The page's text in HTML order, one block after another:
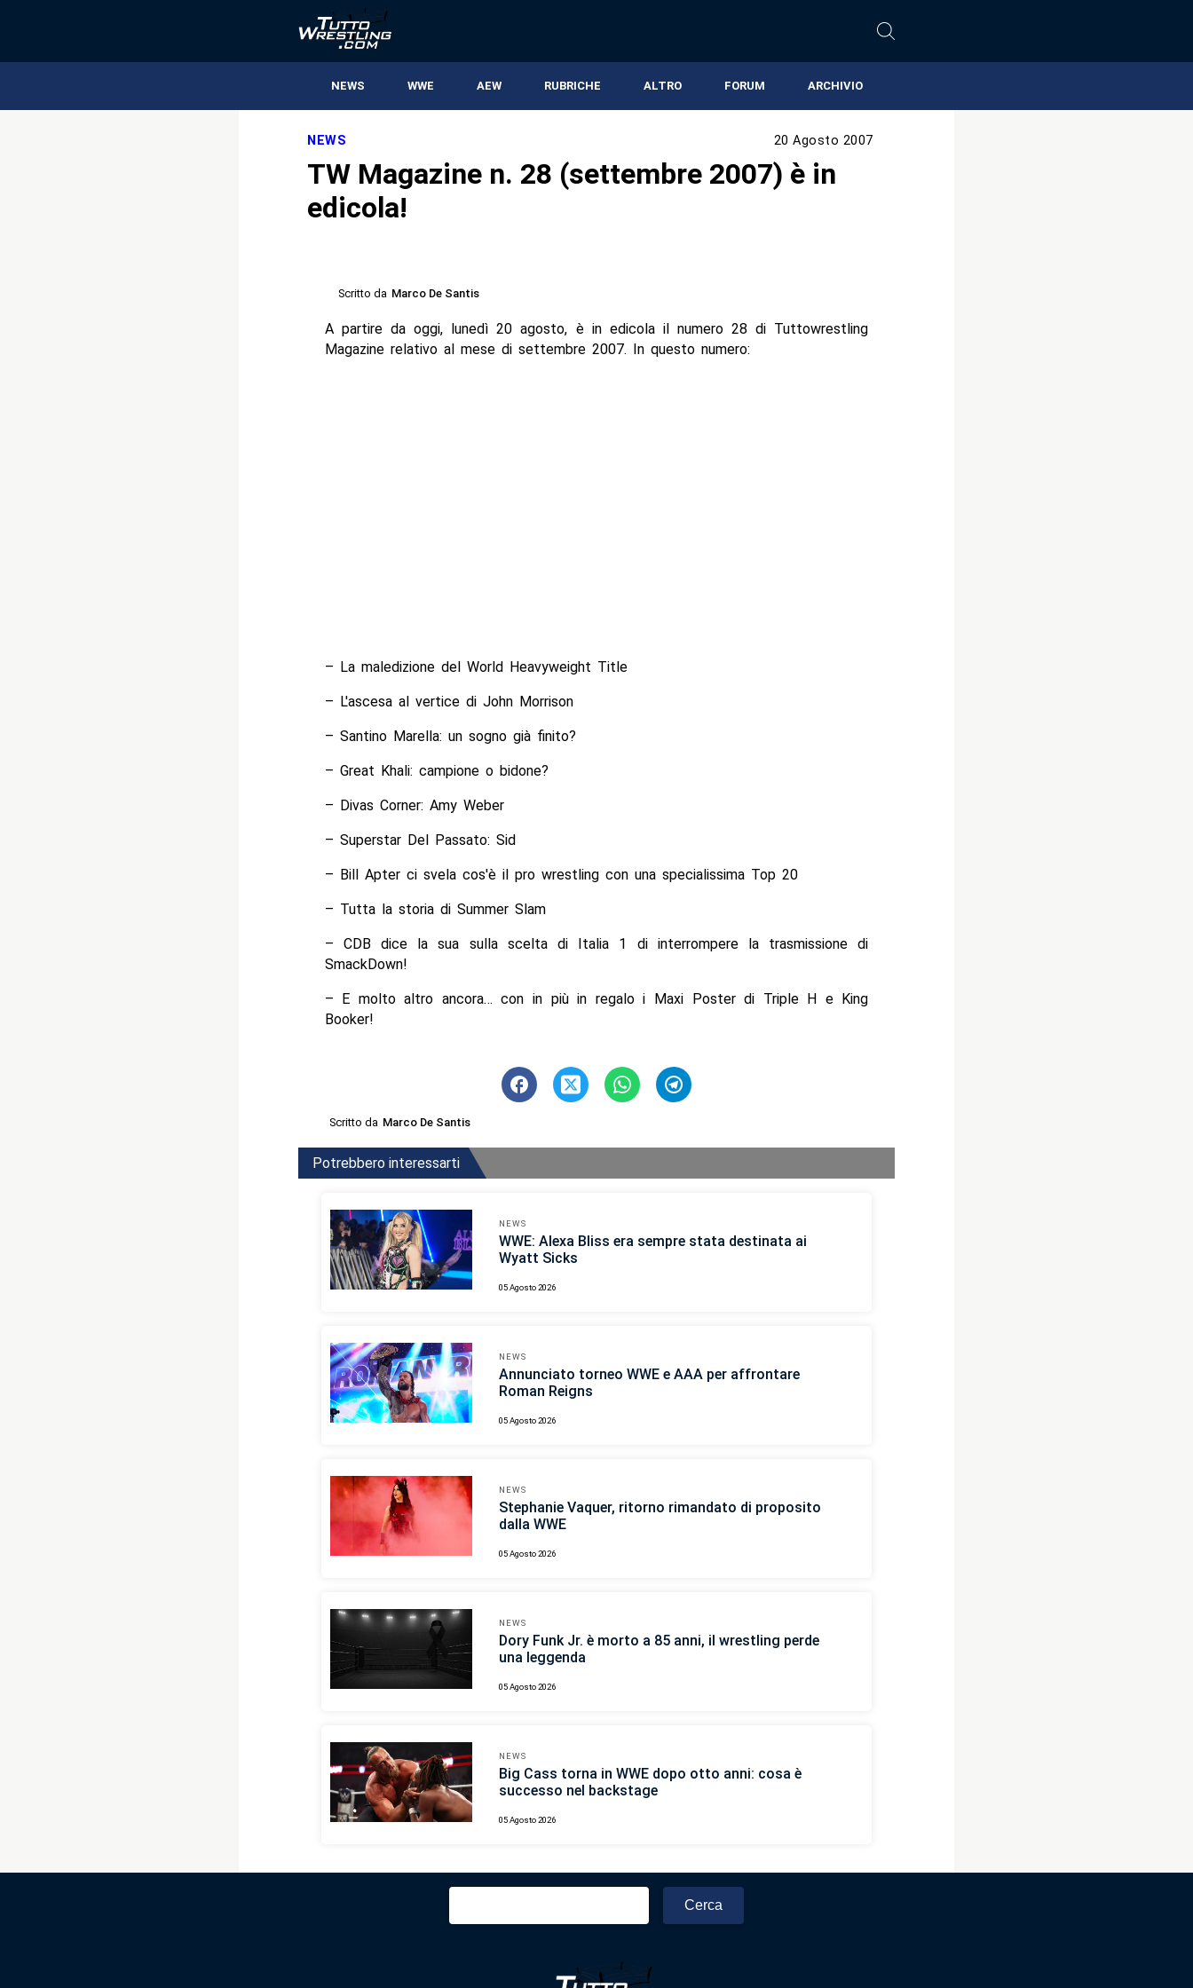
NEWS WWE AEW RUBRICHE ALTRO FORUM ARCHIVIO
NEWS 20 Agosto 2007
TW Magazine n. 28 (settembre 2007) è in
edicola!
Scritto da Marco De Santis
A partire da oggi, lunedì 20 agosto, è in edicola il numero 28 di Tuttowrestling
Magazine relativo al mese di settembre 2007. In questo numero:
– La maledizione del World Heavyweight Title
– L'ascesa al vertice di John Morrison
– Santino Marella: un sogno già finito?
– Great Khali: campione o bidone?
– Divas Corner: Amy Weber
– Superstar Del Passato: Sid
– Bill Apter ci svela cos'è il pro wrestling con una specialissima Top 20
– Tutta la storia di Summer Slam
– CDB dice la sua sulla scelta di Italia 1 di interrompere la trasmissione di
SmackDown!
– E molto altro ancora… con in più in regalo i Maxi Poster di Triple H e King
Booker!
Scritto da Marco De Santis
Potrebbero interessarti
NEWS
WWE: Alexa Bliss era sempre stata destinata ai
Wyatt Sicks
05 Agosto 2026
NEWS
Annunciato torneo WWE e AAA per affrontare
Roman Reigns
05 Agosto 2026
NEWS
Stephanie Vaquer, ritorno rimandato di proposito
dalla WWE
05 Agosto 2026
NEWS
Dory Funk Jr. è morto a 85 anni, il wrestling perde
una leggenda
05 Agosto 2026
NEWS
Big Cass torna in WWE dopo otto anni: cosa è
successo nel backstage
05 Agosto 2026